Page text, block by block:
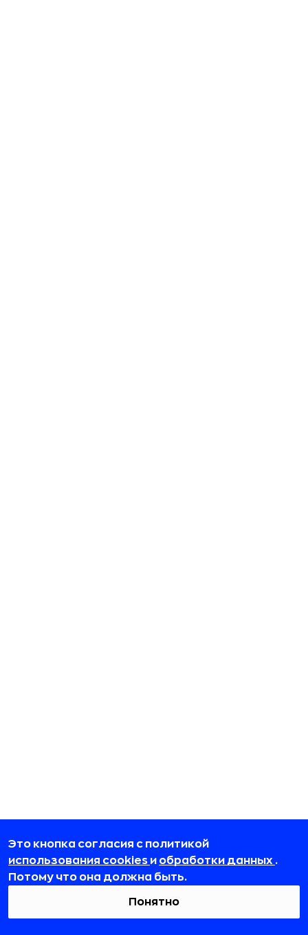
Это кнопка согласия с политикой
использования cookies и обработки данных .
Потому что она должна быть.
Понятно